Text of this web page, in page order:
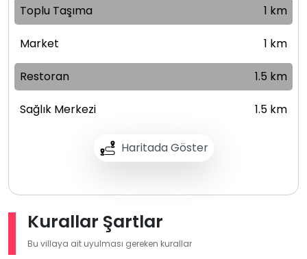
Haritada Göster
Toplu Taşıma 1 km
Market 1 km
Restoran 1.5 km
Sağlık Merkezi 1.5 km
Kurallar Şartlar
Bu villaya ait uyulması gereken kurallar